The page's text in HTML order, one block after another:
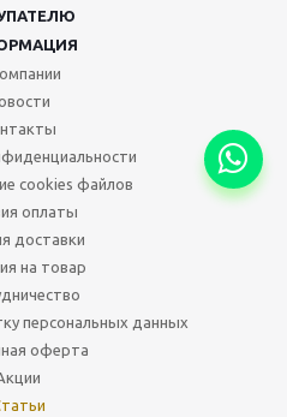
cookies файлов
оплаты
доставки
на товар
персональных данных
оферта